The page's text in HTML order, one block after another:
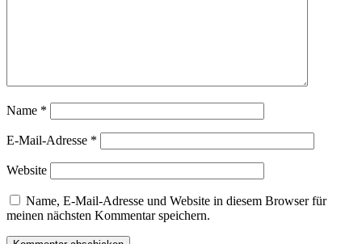
Name *
E-Mail-Adresse *
Website
Name, E-Mail-Adresse und Website in diesem Browser für
meinen nächsten Kommentar speichern.